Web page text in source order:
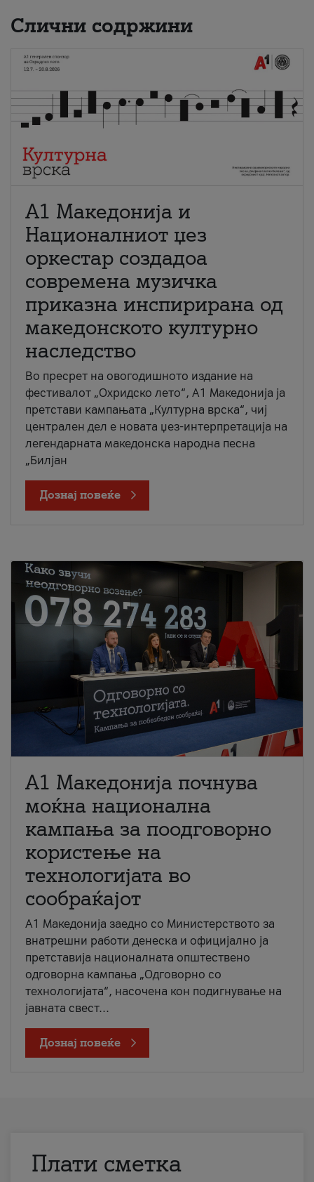
Слични содржини
А1 Македонија и
Националниот џез
оркестар создадоа
современа музичка
приказна инспирирана од
македонското културно
наследство
Во пресрет на овогодишното издание на
фестивалот „Охридско лето“, А1 Македонија ја
претстави кампањата „Културна врска“, чиј
централен дел е новата џез-интерпретација на
легендарната македонска народна песна
„Билјан
Дознај повеќе
A1 Македонија почнува
моќна национална
кампања за поодговорно
користење на
технологијата во
сообраќајот
A1 Македонија заедно со Министерството за
внатрешни работи денеска и официјално ја
претставија националната општествено
одговорна кампања „Одговорно со
технологијата“, насочена кон подигнување на
јавната свест...
Дознај повеќе
Плати сметка